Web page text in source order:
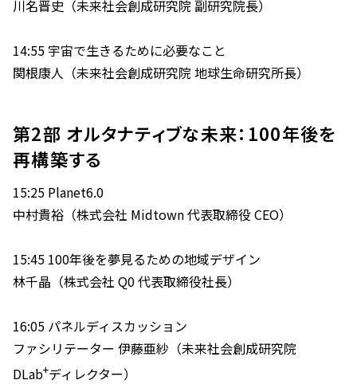
川名晋史（未来社会創成研究院 副研究院長）
14:55 宇宙で生きるために必要なこと
関根康人（未来社会創成研究院 地球生命研究所長）
第2部 オルタナティブな未来：100年後を
再構築する
15:25 Planet6.0
中村貴裕（株式会社 Midtown 代表取締役 CEO）
15:45 100年後を夢見るための地域デザイン
林千晶（株式会社 Q0 代表取締役社長）
16:05 パネルディスカッション
ファシリテーター 伊藤亜紗（未来社会創成研究院
DLab+ディレクター）